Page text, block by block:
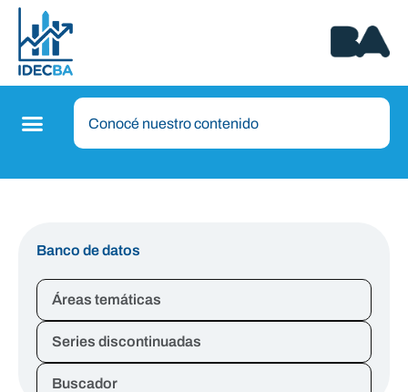
Banco de datos
Áreas temáticas
Series discontinuadas
Buscador